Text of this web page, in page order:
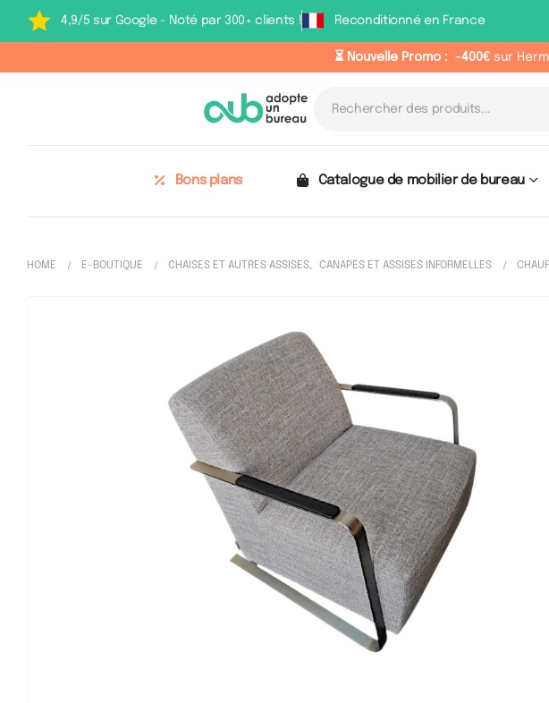
4,9/5 sur Google - Noté par 300+ clients ! Reconditionné en France
⏳ Nouvelle Promo : -400€sur
Bons plans Catalogue de mobilier de bureau
HOME E-BOUTIQUE CHAISES ET AUTRES ASSISES, CANAPÉS ET ASSISES INFORMELLES